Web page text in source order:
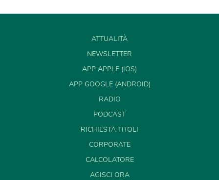
ATTUALITÀ
NEWSLETTER
APP APPLE (IOS)
APP GOOGLE (ANDROID)
RADIO
PODCAST
RICHIESTA TITOLI
CORPORATE
CALCOLATORE
AGISCI ORA